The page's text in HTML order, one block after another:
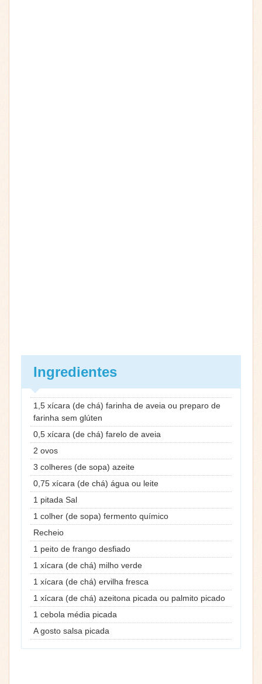
Ingredientes
1,5 xícara (de chá) farinha de aveia ou preparo de
farinha sem glúten
0,5 xícara (de chá) farelo de aveia
2 ovos
3 colheres (de sopa) azeite
0,75 xícara (de chá) água ou leite
1 pitada Sal
1 colher (de sopa) fermento químico
Recheio
1 peito de frango desfiado
1 xícara (de chá) milho verde
1 xícara (de chá) ervilha fresca
1 xícara (de chá) azeitona picada ou palmito picado
1 cebola média picada
A gosto salsa picada